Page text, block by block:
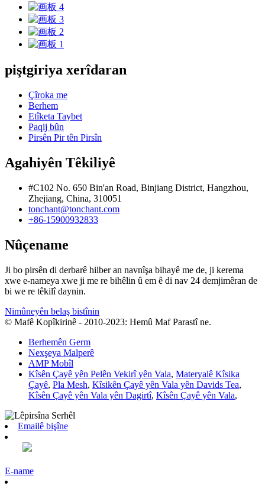
piştgiriya xerîdaran
Çîroka me
Berhem
Etîketa Taybet
Paqij bûn
Pirsên Pir tên Pirsîn
Agahiyên Têkiliyê
#C102 No. 650 Bin'an Road, Binjiang District, Hangzhou,
Zhejiang, China, 310051
tonchant@tonchant.com
+86-15900932833
Nûçename
Ji bo pirsên di derbarê hilber an navnîşa bihayê me de, ji kerema
xwe e-nameya xwe ji me re bihêlin û em ê di nav 24 demjimêran de
bi we re têkilî daynin.
Nimûneyên belaş bistînin
© Mafê Kopîkirinê - 2010-2023: Hemû Maf Parastî ne.
Berhemên Germ
Nexşeya Malperê
AMP Mobîl
Kîsên Çayê yên Pelên Vekirî yên Vala, Materyalê Kîsika
Çayê, Pla Mesh, Kîsikên Çayê yên Vala yên Davids Tea,
Kîsên Çayê yên Vala yên Dagirtî, Kîsên Çayê yên Vala,
Emailê bişîne
E-name